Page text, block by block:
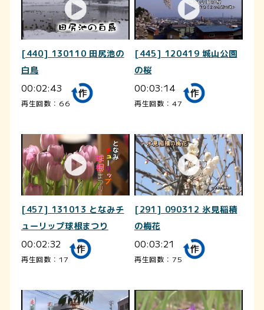
[440] 130110 田尻池の
白鳥
00:02:43
再生回数：66
[445] 120419 城山公園
の桜
00:03:14
再生回数：47
[457] 131013 となみチ
ューリップ球根まつり
00:02:32
再生回数：17
[291] 090312 氷見稲積
の梅花
00:03:21
再生回数：75